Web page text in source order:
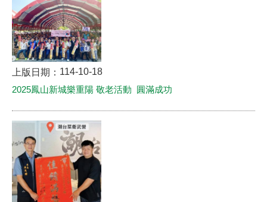
上版日期： 114-10-18
2025鳳山新城樂重陽 敬老活動 圓滿成功